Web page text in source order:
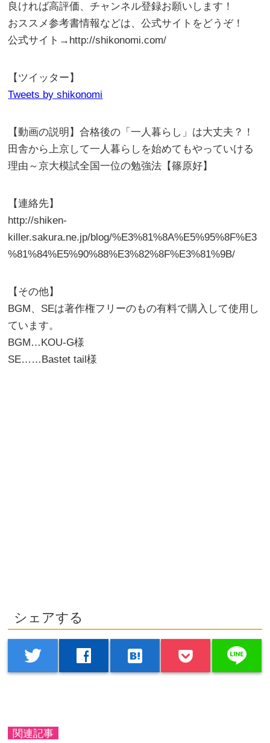
良ければ高評価、チャンネル登録お願いします！
おススメ参考書情報などは、公式サイトをどうぞ！
公式サイト→http://shikonomi.com/
【ツイッター】
Tweets by shikonomi
【動画の説明】合格後の「一人暮らし」は大丈夫？！
田舎から上京して一人暮らしを始めてもやっていける
理由～京大模試全国一位の勉強法【篠原好】
【連絡先】
http://shiken-
killer.sakura.ne.jp/blog/%E3%81%8A%E5%95%8F%E3
%81%84%E5%90%88%E3%82%8F%E3%81%9B/
【その他】
BGM、SEは著作権フリーのもの有料で購入して使用し
ています。
BGM…KOU-G様
SE……Bastet tail様
シェアする
twitter facebook hatenabookmark line
関連記事